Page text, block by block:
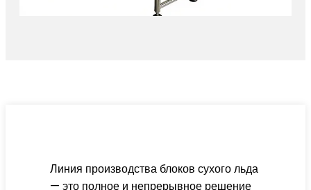
Линия производства блоков сухого льда
— это полное и непрерывное решение